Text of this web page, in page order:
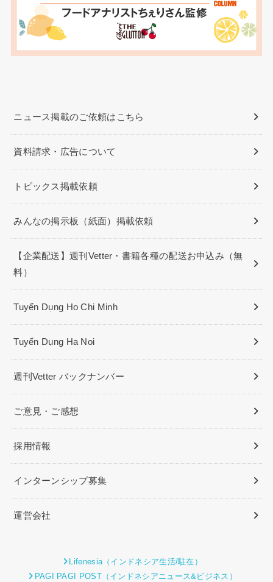
ニュース掲載のご依頼はこちら
資料請求・広告について
トピックス掲載依頼
みんなの掲示板（紙面）掲載依頼
【企業配送】週刊Vetter・書籍各種の配送お申込み（無
料）
Tuyển Dụng Ho Chi Minh
Tuyển Dụng Ha Noi
週刊Vetter バックナンバー
ご意見・ご感想
採用情報
インターンシップ募集
運営会社
Lifenesia（インドネシア生活/駐在）
PAGI PAGI POST（インドネシアニュース&ビジネス）